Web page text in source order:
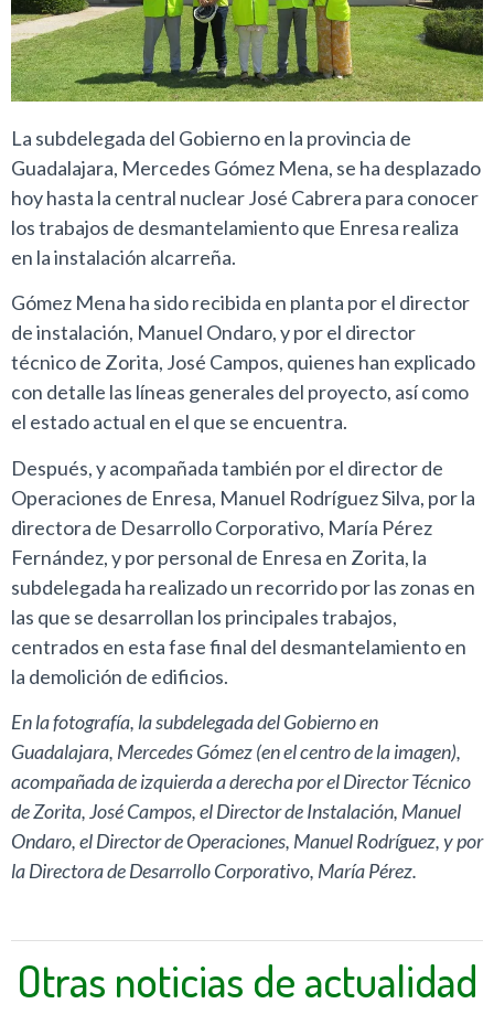
La subdelegada del Gobierno en la provincia de
Guadalajara, Mercedes Gómez Mena, se ha desplazado
hoy hasta la central nuclear José Cabrera para conocer
los trabajos de desmantelamiento que Enresa realiza
en la instalación alcarreña.
Gómez Mena ha sido recibida en planta por el director
de instalación, Manuel Ondaro, y por el director
técnico de Zorita, José Campos, quienes han explicado
con detalle las líneas generales del proyecto, así como
el estado actual en el que se encuentra.
Después, y acompañada también por el director de
Operaciones de Enresa, Manuel Rodríguez Silva, por la
directora de Desarrollo Corporativo, María Pérez
Fernández, y por personal de Enresa en Zorita, la
subdelegada ha realizado un recorrido por las zonas en
las que se desarrollan los principales trabajos,
centrados en esta fase final del desmantelamiento en
la demolición de edificios.
En la fotografía, la subdelegada del Gobierno en
Guadalajara, Mercedes Gómez (en el centro de la imagen),
acompañada de izquierda a derecha por el Director Técnico
de Zorita, José Campos, el Director de Instalación, Manuel
Ondaro, el Director de Operaciones, Manuel Rodríguez, y por
la Directora de Desarrollo Corporativo, María Pérez.
Otras noticias de actualidad